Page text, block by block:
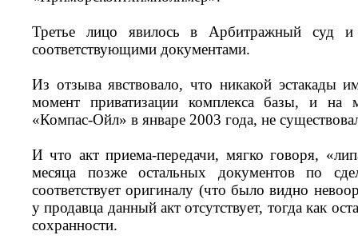
Третье лицо явилось в Арбитражный суд и
соответствующими документами.
Из отзыва явствовало, что никакой эстакады
момент приватизации комплекса базы, и
«Компас-Ойл» в январе 2003 года, не
И что акт приема-передачи, мягко говоря,
месяца позже остальных документов по
соответствует оригиналу (что было видно
у продавца данный акт отсутствует, тогда как
сохранности.